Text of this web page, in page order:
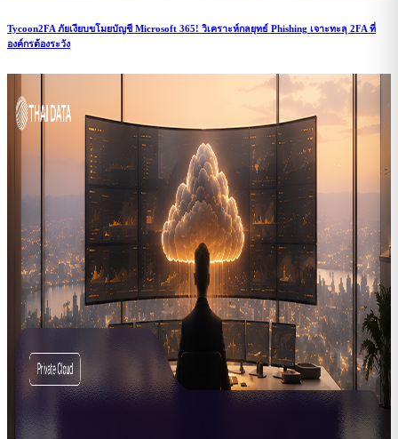
Tycoon2FA ภัยเงียบขโมยบัญชี Microsoft 365! วิเคราะห์กลยุทธ์ Phishing เจาะทะลุ 2FA ที่
องค์กรต้องระวัง